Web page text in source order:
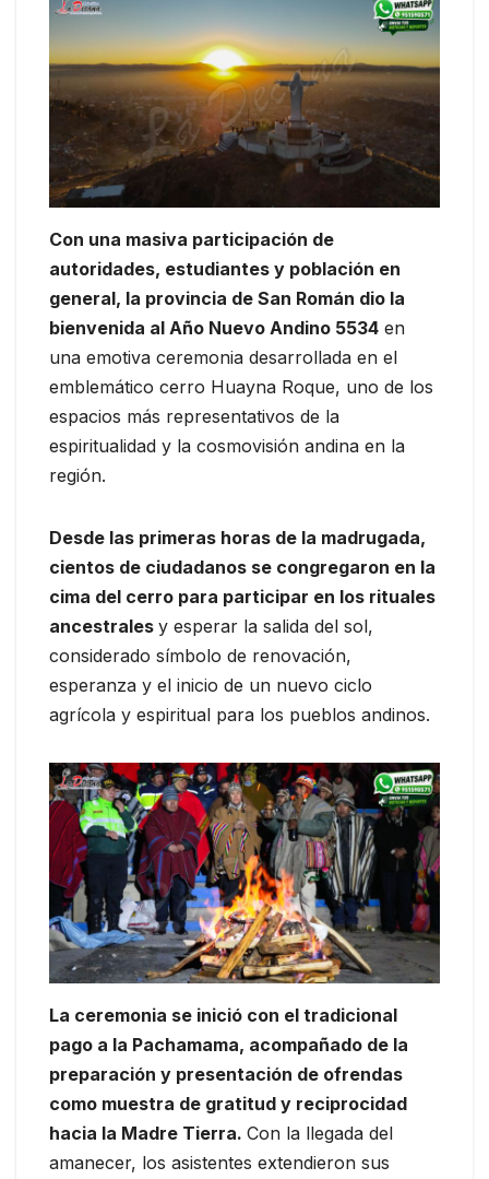
Con una masiva participación de
autoridades, estudiantes y población en
general, la provincia de San Román dio la
bienvenida al Año Nuevo Andino 5534 en
una emotiva ceremonia desarrollada en el
emblemático cerro Huayna Roque, uno de los
espacios más representativos de la
espiritualidad y la cosmovisión andina en la
región.
Desde las primeras horas de la madrugada,
cientos de ciudadanos se congregaron en la
cima del cerro para participar en los rituales
ancestrales y esperar la salida del sol,
considerado símbolo de renovación,
esperanza y el inicio de un nuevo ciclo
agrícola y espiritual para los pueblos andinos.
La ceremonia se inició con el tradicional
pago a la Pachamama, acompañado de la
preparación y presentación de ofrendas
como muestra de gratitud y reciprocidad
hacia la Madre Tierra. Con la llegada del
amanecer, los asistentes extendieron sus